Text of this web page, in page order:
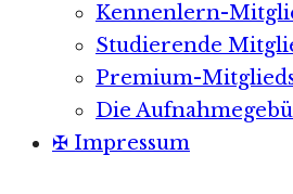
Kennenlern-
Studierende
Premium-
Die
✠ Impressum